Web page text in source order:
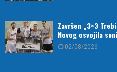
Završen „3×3
Novog osvojila
02/08/2026